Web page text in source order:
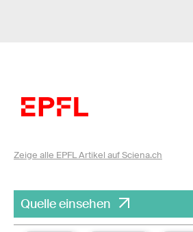
Zeige alle EPFL Artikel auf Sciena.ch
Quelle einsehen